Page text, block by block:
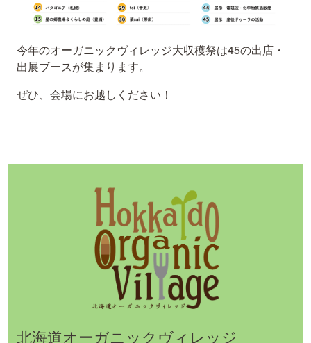
今年のオーガニックヴィレッジ大収穫祭は45の出店・
出展ブースが集まります。
ぜひ、会場にお越しください！
北海道オーガニックヴィレッジ